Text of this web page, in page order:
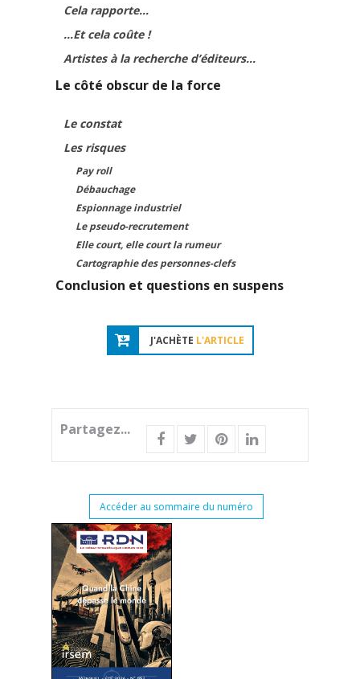
Cela rapporte…
…Et cela coûte !
Artistes à la recherche d’éditeurs…
Le côté obscur de la force
Le constat
Les risques
Pay roll
Débauchage
Espionnage industriel
Le pseudo-recrutement
Elle court, elle court la rumeur
Cartographie des personnes-clefs
Conclusion et questions en suspens
J'ACHÈTE L'ARTICLE
Partagez...
Accéder au sommaire du numéro